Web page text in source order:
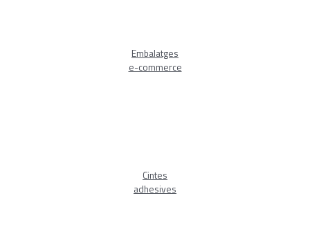
Embalatges
e-commerce
Cintes
adhesives